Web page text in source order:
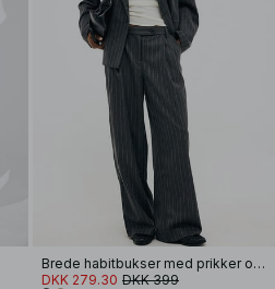
Brede habitbukser med prikker og lav talje
DKK 279.30 DKK 399